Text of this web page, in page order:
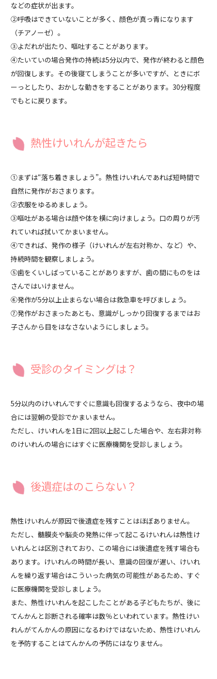
などの症状が出ます。
②呼吸はできていないことが多く、顔色が真っ青になります
（チアノーゼ）。
③よだれが出たり、嘔吐することがあります。
④たいていの場合発作の持続は5分以内で、発作が終わると顔色
が回復します。その後寝てしまうことが多いですが、ときにボ
ーっとしたり、おかしな動きをすることがあります。30分程度
でもとに戻ります。
熱性けいれんが起きたら
①まずは“落ち着きましょう”。熱性けいれんであれば短時間で
自然に発作がおさまります。
②衣服をゆるめましょう。
③嘔吐がある場合は顔や体を横に向けましょう。口の周りが汚
れていれば拭いてかまいません。
④できれば、発作の様子（けいれんが左右対称か、など）や、
持続時間を観察しましょう。
⑤歯をくいしばっていることがありますが、歯の間にものをは
さんではいけません。
⑥発作が5分以上止まらない場合は救急車を呼びましょう。
⑦発作がおさまったあとも、意識がしっかり回復するまではお
子さんから目をはなさないようにしましょう。
受診のタイミングは？
5分以内のけいれんですぐに意識も回復するようなら、夜中の場
合には翌朝の受診でかまいません。
ただし、けいれんを1日に2回以上起こした場合や、左右非対称
のけいれんの場合にはすぐに医療機関を受診しましょう。
後遺症はのこらない？
熱性けいれんが原因で後遺症を残すことはほぼありません。
ただし、髄膜炎や脳炎の発熱に伴って起こるけいれんは熱性け
いれんとは区別されており、この場合には後遺症を残す場合も
あります。けいれんの時間が長い、意識の回復が遅い、けいれ
んを繰り返す場合はこういった病気の可能性があるため、すぐ
に医療機関を受診しましょう。
また、熱性けいれんを起こしたことがある子どもたちが、後に
てんかんと診断される確率は数％といわれています。熱性けい
れんがてんかんの原因になるわけではないため、熱性けいれん
を予防することはてんかんの予防にはなりません。